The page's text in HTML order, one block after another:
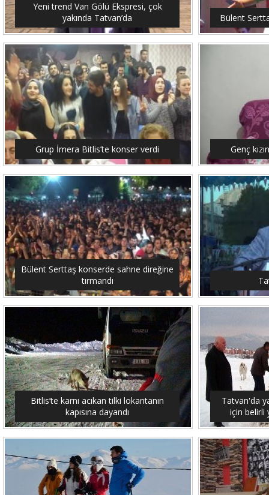
Yeni trend Van Gölü Ekspresi, çok
yakında Tatvan’da
Bülent
Grup İmera Bitlis’te konser verdi Genç
Bülent Serttaş konserde sahne direğine
tırmandı
Bitlis’te karnı acıkan tilki lokantanın
kapısına dayandı
Tatvan'da
için belirli